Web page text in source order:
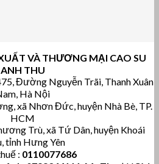
VÀ THƯƠNG MẠI CAO SU
ANH THU
Đường Nguyễn Trãi, Thanh Xuân
Hà Nội
xã Nhơn Đức, huyện Nhà Bè, TP.
HCM
Trù, xã Tứ Dân, huyện Khoái
tỉnh Hưng Yên
: 0110077686